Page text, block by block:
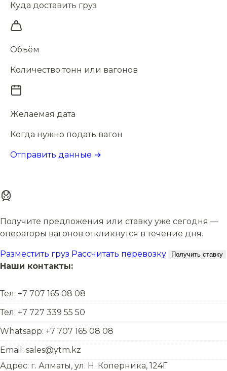
Куда доставить груз
Объём
Количество тонн или вагонов
Желаемая дата
Когда нужно подать вагон
Отправить данные →
Получите предложения или ставку уже сегодня —
операторы вагонов откликнутся в течение дня.
Разместить груз Рассчитать перевозку Получить ставку
Наши контакты:
Тел: +7 707 165 08 08
Тел: +7 727 339 55 50
Whatsapp: +7 707 165 08 08
Email: sales@ytm.kz
Адрес: г. Алматы, ул. Н. Коперника, 124Г